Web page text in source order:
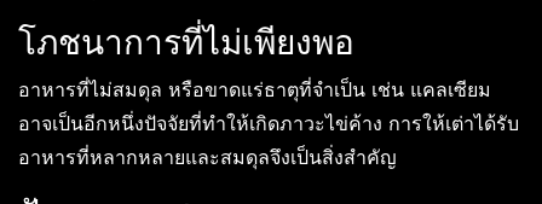
โภชนาการที่ไม่เพียงพอ
อาหารที่ไม่สมดุล หรือขาดแร่ธาตุที่จำเป็น เช่น แคลเซียม
อาจเป็นอีกหนึ่งปัจจัยที่ทำให้เกิดภาวะไข่ค้าง การให้เต่าได้รับ
อาหารที่หลากหลายและสมดุลจึงเป็นสิ่งสำคัญ